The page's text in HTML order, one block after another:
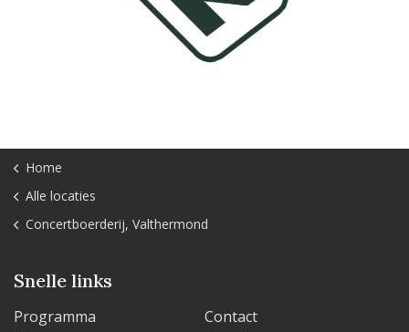
Home
Alle locaties
Concertboerderij, Valthermond
Snelle links
Programma
Contact